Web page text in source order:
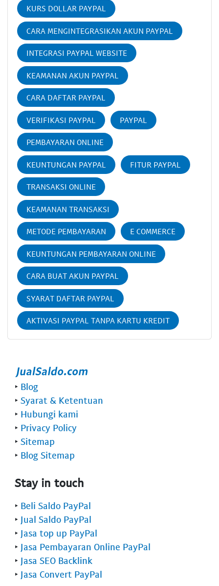
KURS DOLLAR PAYPAL
CARA MENGINTEGRASIKAN AKUN PAYPAL
INTEGRASI PAYPAL WEBSITE
KEAMANAN AKUN PAYPAL
CARA DAFTAR PAYPAL
VERIFIKASI PAYPAL PAYPAL
PEMBAYARAN ONLINE
KEUNTUNGAN PAYPAL FITUR PAYPAL
TRANSAKSI ONLINE
KEAMANAN TRANSAKSI
METODE PEMBAYARAN E COMMERCE
KEUNTUNGAN PEMBAYARAN ONLINE
CARA BUAT AKUN PAYPAL
SYARAT DAFTAR PAYPAL
AKTIVASI PAYPAL TANPA KARTU KREDIT
‣ Blog
‣ Syarat & Ketentuan
‣ Hubungi kami
‣ Privacy Policy
‣ Sitemap
‣ Blog Sitemap
Stay in touch
‣ Beli Saldo PayPal
‣ Jual Saldo PayPal
‣ Jasa top up PayPal
‣ Jasa Pembayaran Online PayPal
‣ Jasa SEO Backlink
‣ Jasa Convert PayPal